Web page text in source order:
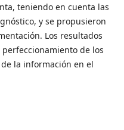
teniendo en cuenta las
y se propusieron
Los resultados
de los
la información en el